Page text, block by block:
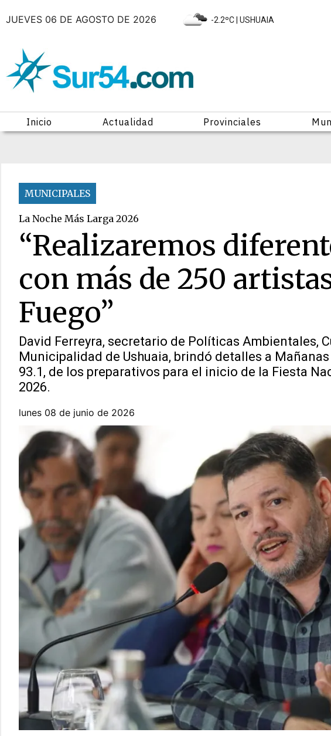
JUEVES 06 DE AGOSTO DE 2026 -2.2ºC | USHUAIA
Inicio Actualidad Provinciales
MUNICIPALES
La Noche Más Larga 2026
“Realizaremos
con más de 250
Fuego”
David Ferreyra, secretario de Políticas Ambientales,
Municipalidad de Ushuaia, brindó detalles a
93.1, de los preparativos para el inicio de la Fiesta
2026.
lunes 08 de junio de 2026